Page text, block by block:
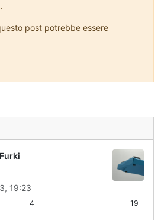
post potrebbe essere
19:23
4 19